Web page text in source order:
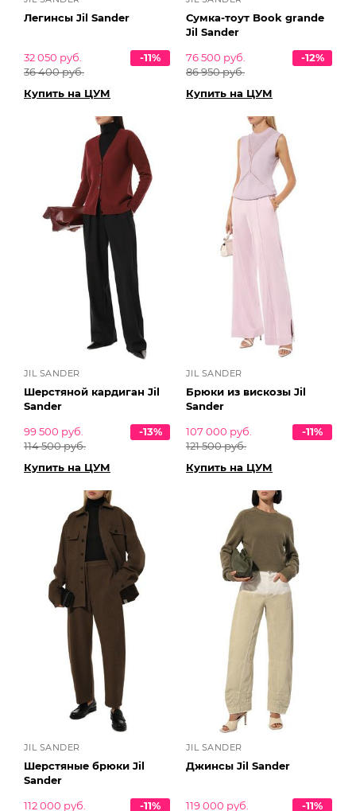
Легинсы Jil Sander
32 050 руб.
36 400 руб.
-11%
Купить на ЦУМ
Сумка-тоут Book grande
Jil Sander
76 500 руб.
86 950 руб.
-12%
Купить на ЦУМ
JIL SANDER
Шерстяной кардиган Jil
Sander
99 500 руб.
114 500 руб.
-13%
Купить на ЦУМ
JIL SANDER
Брюки из вискозы Jil
Sander
107 000 руб.
121 500 руб.
-11%
Купить на ЦУМ
JIL SANDER
Шерстяные брюки Jil
Sander
112 000 руб.
-11%
JIL SANDER
Джинсы Jil Sander
119 000 руб. -11%